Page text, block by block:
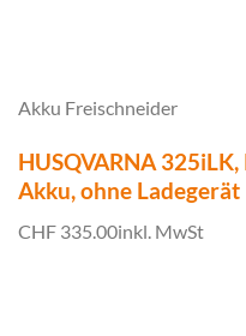
Akku Freischneider
HUSQVARNA
Akku, ohne Ladegerät
CHF 335.00inkl. MwSt